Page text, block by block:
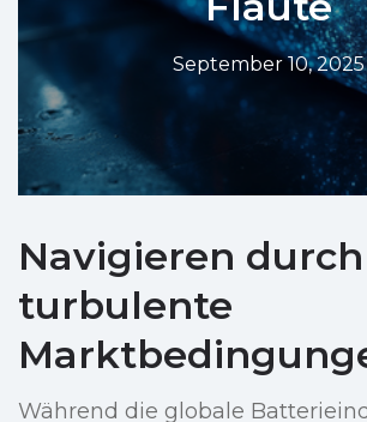
September 10, 2025
Navigieren durch
turbulente
Während die globale